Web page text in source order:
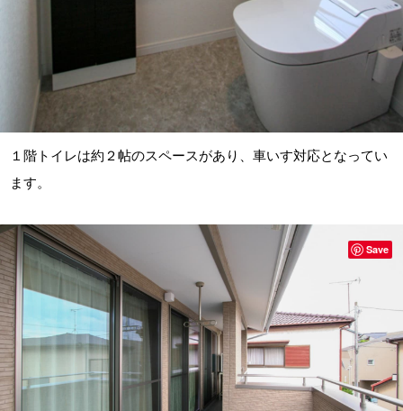
１階トイレは約２帖のスペースがあり、車いす対応となってい
ます。
Save